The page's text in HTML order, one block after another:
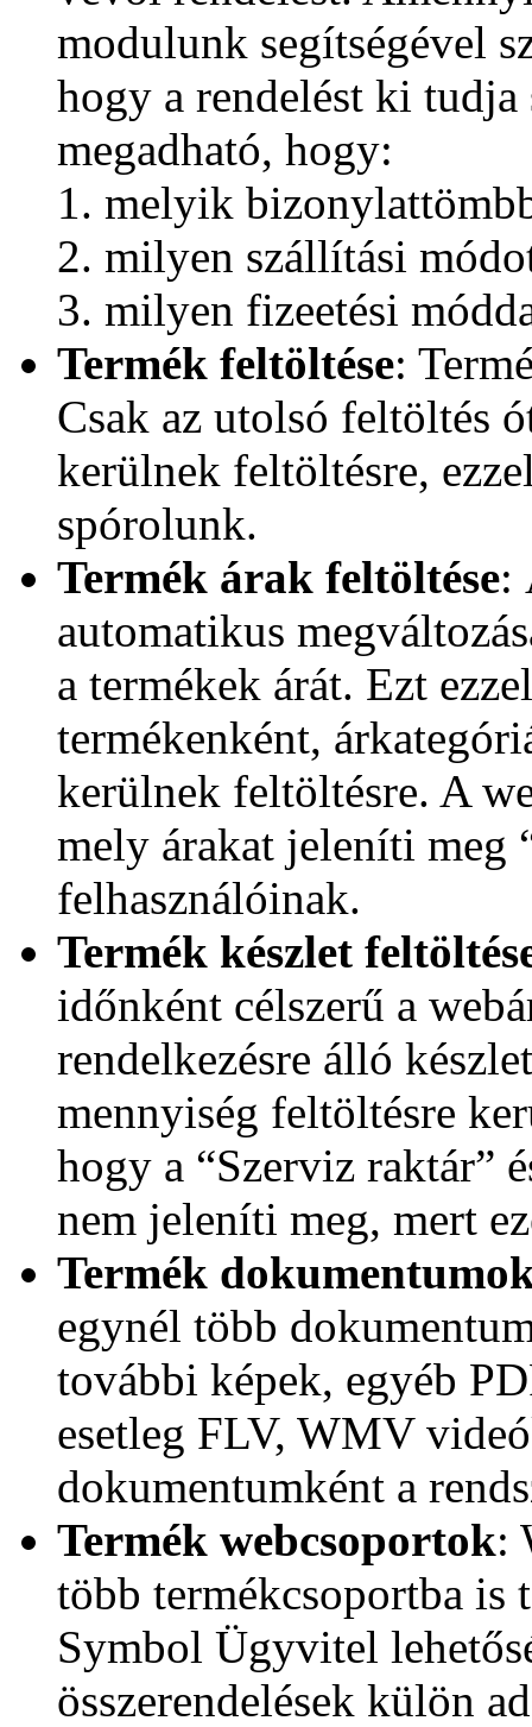
modulunk segítségével
hogy a rendelést ki tudja
megadható, hogy:
1. melyik
2. milyen szállítási
3. milyen fizeetési
Termék feltöltése:
Csak az utolsó feltöltés
kerülnek feltöltésre,
spórolunk.
Termék árak feltöltése:
automatikus
a termékek árát. Ezt
termékenként,
kerülnek feltöltésre. A
mely árakat jeleníti meg
felhasználóinak.
Termék készlet
időnként célszerű a
rendelkezésre álló
mennyiség feltöltésre
hogy a “Szerviz raktár”
nem jeleníti meg, mert
Termék
egynél több
további képek, egyéb
esetleg FLV, WMV
dokumentumként a
Termék webcsoportok:
több termékcsoportba is
Symbol Ügyvitel
összerendelések külön